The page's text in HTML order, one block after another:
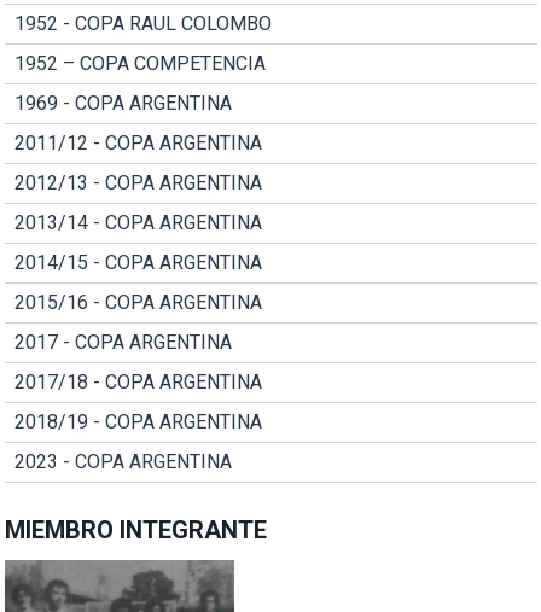
1952 - COPA RAUL COLOMBO
1952 – COPA COMPETENCIA
1969 - COPA ARGENTINA
2011/12 - COPA ARGENTINA
2012/13 - COPA ARGENTINA
2013/14 - COPA ARGENTINA
2014/15 - COPA ARGENTINA
2015/16 - COPA ARGENTINA
2017 - COPA ARGENTINA
2017/18 - COPA ARGENTINA
2018/19 - COPA ARGENTINA
2023 - COPA ARGENTINA
MIEMBRO INTEGRANTE